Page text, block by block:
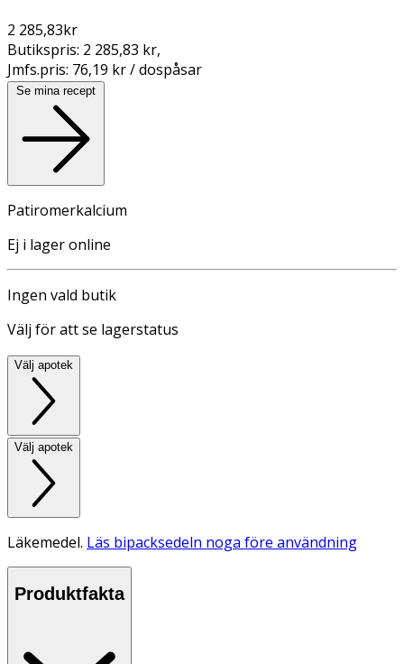
2 285,83kr
Butikspris: 2 285,83 kr,
Jmfs.pris: 76,19 kr / dospåsar
Se mina recept
Patiromerkalcium
Ej i lager online
Ingen vald butik
Välj för att se lagerstatus
Välj apotek
Välj apotek
Läkemedel. Läs bipacksedeln noga före användning
Produktfakta